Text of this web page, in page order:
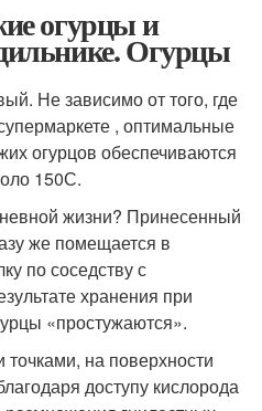
огурцы и
Огурцы
Не зависимо от того, где
, оптимальные
огурцов обеспечиваются
150С.
жизни? Принесенный
же помещается в
по соседству с
хранения при
«простужаются».
на поверхности
доступу кислорода